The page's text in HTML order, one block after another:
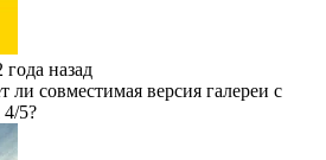
года назад
ли совместимая версия галереи с
4/5?